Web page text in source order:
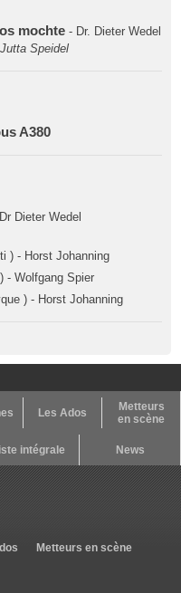
mochte- Dr. Dieter Wedel
Speidel
A380
Dieter Wedel
) - Horst Johanning
- Wolfgang Spier
) - Horst Johanning
Les Ados
Metteurs
en scène
intégrale News
Metteurs en scène